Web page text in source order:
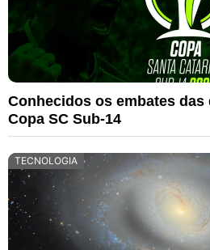
Conhecidos os embates
Copa SC Sub-14
TECNOLOGIA